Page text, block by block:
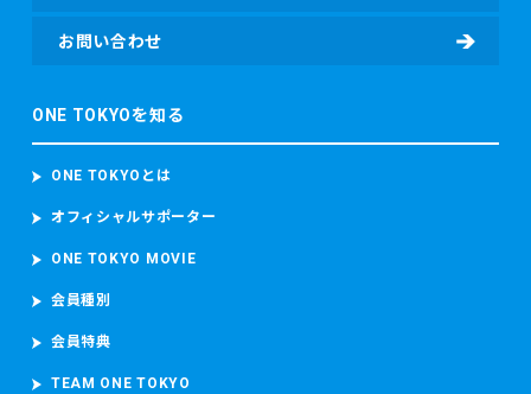
お問い合わせ
ONE TOKYOを知る
ONE TOKYOとは
オフィシャルサポーター
ONE TOKYO MOVIE
会員種別
会員特典
TEAM ONE TOKYO